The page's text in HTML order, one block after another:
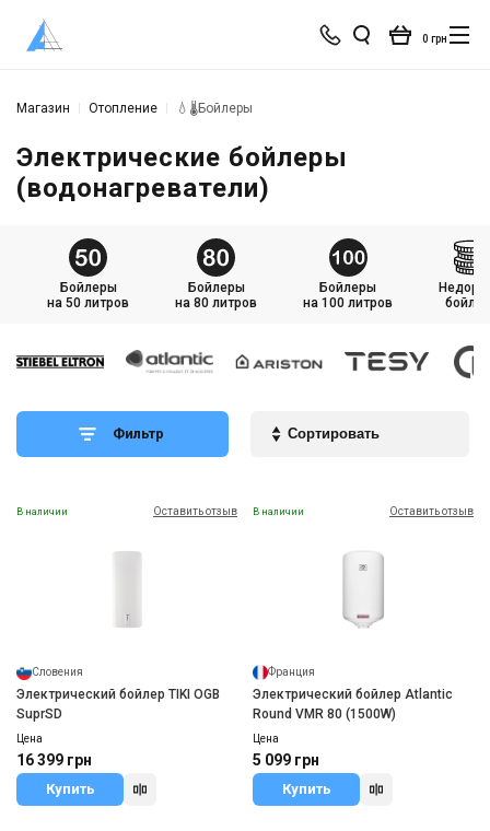
0 грн
Магазин Отопление 💧🌡️Бойлеры
Электрические бойлеры
(водонагреватели)
Бойлеры
на 50 литров
Бойлеры
на 80 литров
Бойлеры
на 100 литров
Фильтр
В наличии Оставить отзыв
Словения
Электрический бойлер TIKI OGB
SuprSD
Цена
16 399 грн
Купить
В наличии Оставить отзыв
Франция
Электрический бойлер Atlantic
Round VMR 80 (1500W)
Цена
5 099 грн
Купить